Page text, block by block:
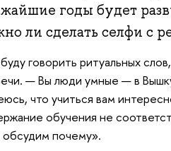
годы будет
ли сделать селфи с
говорить ритуальных
— Вы люди умные — в
что учиться вам
обучения не
почему».